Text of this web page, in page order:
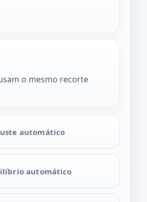
o mesmo recorte
automático
automático